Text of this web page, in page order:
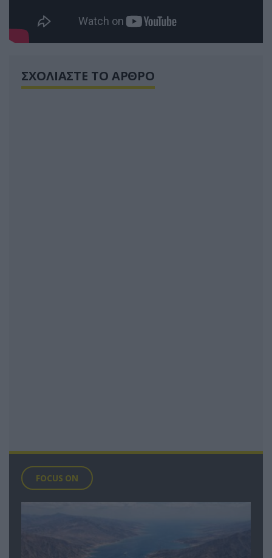
ΣΧΟΛΙΑΣΤΕ ΤΟ ΑΡΘΡΟ
FOCUS ON